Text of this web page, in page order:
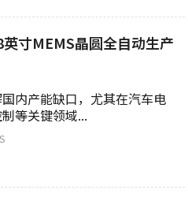
寸MEMS晶圆全自动生产
内产能缺口，尤其在汽车电
等关键领域...